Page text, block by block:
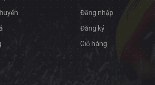
Đăng nhập
Đăng ký
Giỏ hàng